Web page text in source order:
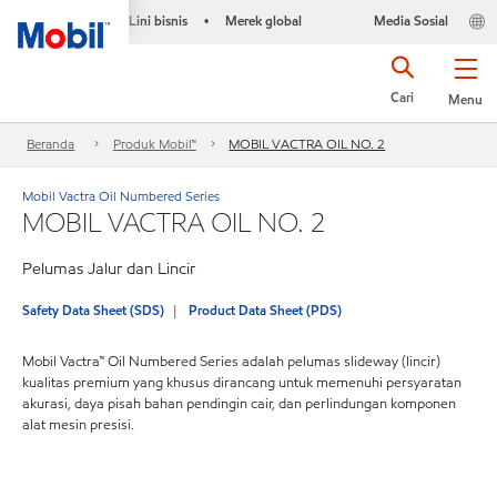
Lini bisnis • Merek global Media Sosial
Menu
Cari
Beranda Produk Mobil™ MOBIL VACTRA OIL NO. 2
Mobil Vactra Oil Numbered Series
MOBIL VACTRA OIL NO. 2
Pelumas Jalur dan Lincir
Safety Data Sheet (SDS) Product Data Sheet (PDS)
Mobil Vactra™ Oil Numbered Series adalah pelumas slideway (lincir)
kualitas premium yang khusus dirancang untuk memenuhi persyaratan
akurasi, daya pisah bahan pendingin cair, dan perlindungan komponen
alat mesin presisi.